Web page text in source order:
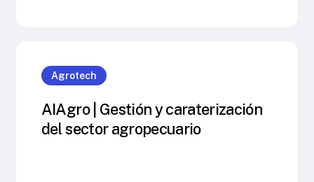
Agrotech
AIAgro | Gestión y caraterización
del sector agropecuario